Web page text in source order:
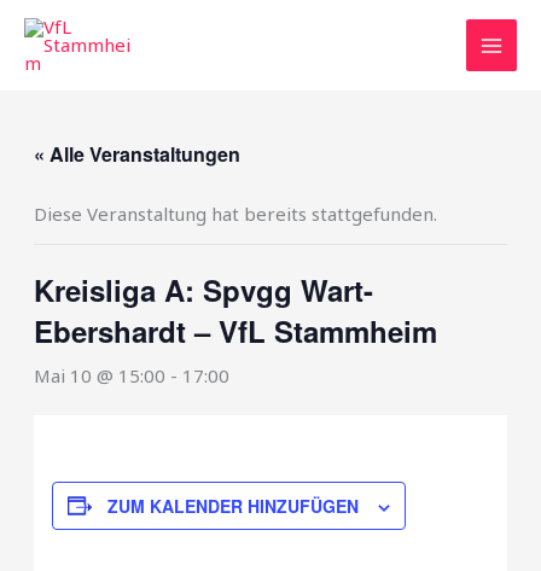
Zum
Inhalt
springen
« Alle Veranstaltungen
Diese Veranstaltung hat bereits stattgefunden.
Kreisliga A: Spvgg Wart-
Ebershardt – VfL Stammheim
Mai 10 @ 15:00 - 17:00
ZUM KALENDER HINZUFÜGEN